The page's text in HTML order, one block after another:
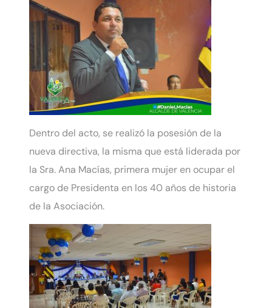
Dentro del acto, se realizó la posesión de la
nueva directiva, la misma que está liderada por
la Sra. Ana Macías, primera mujer en ocupar el
cargo de Presidenta en los 40 años de historia
de la Asociación.